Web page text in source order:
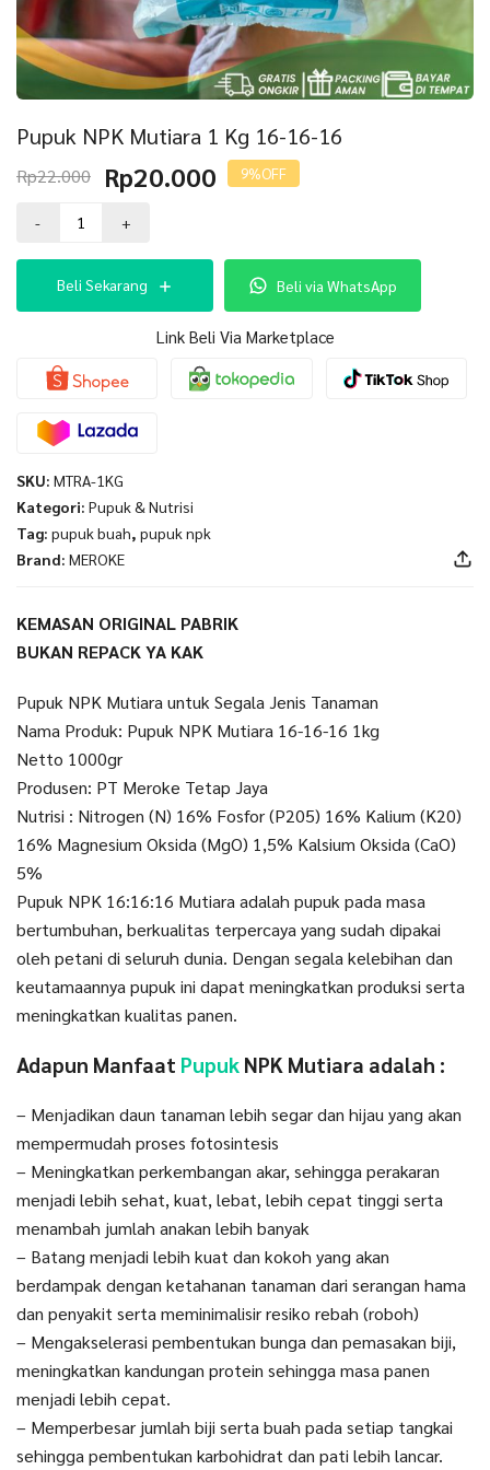
Pupuk NPK Mutiara 1 Kg 16-16-16
Rp22.000 Harga
aslinya
adalah:
Rp20.000 Harga
saat
Rp20.000.
9%OFF
-
Pupuk
1
Kg
16
+
Beli Sekarang Beli via WhatsApp
Link Beli Via Marketplace
SKU: MTRA-1KG
Kategori: Pupuk & Nutrisi
Tag: pupuk buah, pupuk npk
Brand: MEROKE
KEMASAN ORIGINAL PABRIK
BUKAN REPACK YA KAK
Pupuk NPK Mutiara untuk Segala Jenis Tanaman
Nama Produk: Pupuk NPK Mutiara 16-16-16 1kg
Netto 1000gr
Produsen: PT Meroke Tetap Jaya
Nutrisi : Nitrogen (N) 16% Fosfor (P205) 16% Kalium (K20)
16% Magnesium Oksida (MgO) 1,5% Kalsium Oksida (CaO)
5%
Pupuk NPK 16:16:16 Mutiara adalah pupuk pada masa
bertumbuhan, berkualitas terpercaya yang sudah dipakai
oleh petani di seluruh dunia. Dengan segala kelebihan dan
keutamaannya pupuk ini dapat meningkatkan produksi serta
meningkatkan kualitas panen.
Adapun Manfaat Pupuk NPK Mutiara adalah :
– Menjadikan daun tanaman lebih segar dan hijau yang akan
mempermudah proses fotosintesis
– Meningkatkan perkembangan akar, sehingga perakaran
menjadi lebih sehat, kuat, lebat, lebih cepat tinggi serta
menambah jumlah anakan lebih banyak
– Batang menjadi lebih kuat dan kokoh yang akan
berdampak dengan ketahanan tanaman dari serangan hama
dan penyakit serta meminimalisir resiko rebah (roboh)
– Mengakselerasi pembentukan bunga dan pemasakan biji,
meningkatkan kandungan protein sehingga masa panen
menjadi lebih cepat.
– Memperbesar jumlah biji serta buah pada setiap tangkai
sehingga pembentukan karbohidrat dan pati lebih lancar.